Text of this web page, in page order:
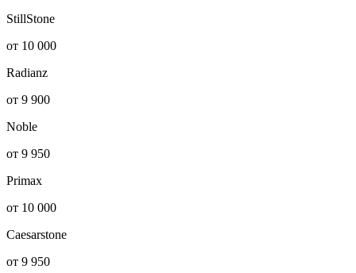
StillStone
от 10 000
Radianz
от 9 900
Noble
от 9 950
Primax
от 10 000
Caesarstone
от 9 950